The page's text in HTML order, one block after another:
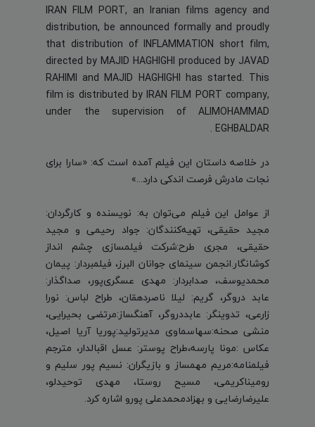
IRAN FILM PORT, an Iranian films agency and
distribution, be announced formally and proudly
that distribution of INFLAMMATION short film,
directed by MAJID HAGHIGHI produced by JAVAD
RAHIMI and MAJID HAGHIGHI has started. This
film is distributed by IRAN FILM PORT company,
under the supervision of ALIMOHAMMAD
EGHBALDAR .
در خلاصه داستان این فیلم آمده است که: «سارا برای
نجات مادرش فرصت اندکی دارد...»
از عوامل این فیلم می‌توان به: نویسنده و کارگردان:
مجید حقیقی، تهیه‌کنندگان: جواد رحیمی و مجید
حقیقی، مجری طرح:شرکت فیلمسازی چشم انداز
کوشانگار.انجمن سینمای جوانان البرز، فیلمبردار: پیمان
محمدیوسف، صدابردار: مهدی عسگری‌پور، صداگذار:
عابد دروگر، گریم: لیلا ناصردهقان، طراح لباس: نورا
زارعی، تدوینگر: عابددروگر، آهنگساز:مرتضی بحیرایی،
منشی صحنه:سهاسماوی مدیرتولید:پوریا آریا اصیل،
عکاس :مونا پارسه،طراح پوستر: عسل اقبالدار، مترجم
فیلمنامه:مریم مهمساز و بازیگران: نسیم پور سلیم و
رومیناکریمی، مسیح روستا، مهدی توحیدلو،
علیرضارضایی و بهزادمحمدعلی پورو اشاره کرد.